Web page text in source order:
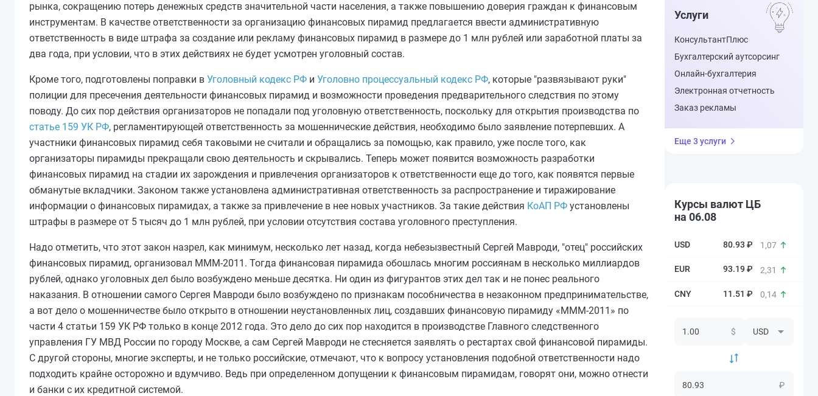
рынка, сокращению потерь денежных средств значительной части населения, а также повышению доверия граждан к финансовым
инструментам. В качестве ответственности за организацию финансовых пирамид предлагается ввести административную
ответственность в виде штрафа за создание или рекламу финансовых пирамид в размере до 1 млн рублей или заработной платы за
два года, при условии, что в этих действиях не будет усмотрен уголовный состав.
Кроме того, подготовлены поправки в Уголовный кодекс РФ и Уголовно процессуальный кодекс РФ, которые "развязывают руки"
полиции для пресечения деятельности финансовых пирамид и возможности проведения предварительного следствия по этому
поводу. До сих пор действия организаторов не попадали под уголовную ответственность, поскольку для открытия производства по
статье 159 УК РФ, регламентирующей ответственность за мошеннические действия, необходимо было заявление потерпевших. А
участники финансовых пирамид себя таковыми не считали и обращались за помощью, как правило, уже после того, как
организаторы пирамиды прекращали свою деятельность и скрывались. Теперь может появится возможность разработки
финансовых пирамид на стадии их зарождения и привлечения организаторов к ответственности еще до того, как появятся первые
обманутые вкладчики. Законом также установлена административная ответственность за распространение и тиражирование
информации о финансовых пирамидах, а также за привлечение в нее новых участников. За такие действия КоАП РФ установлены
штрафы в размере от 5 тысяч до 1 млн рублей, при условии отсутствия состава уголовного преступления.
Надо отметить, что этот закон назрел, как минимум, несколько лет назад, когда небезызвестный Сергей Мавроди, "отец" российских
финансовых пирамид, организовал МММ-2011. Тогда финансовая пирамида обошлась многим россиянам в несколько миллиардов
рублей, однако уголовных дел было возбуждено меньше десятка. Ни один из фигурантов этих дел так и не понес реального
наказания. В отношении самого Сергея Мавроди было возбуждено по признакам пособничества в незаконном предпринимательстве,
а вот дело о мошенничестве было открыто в отношении неустановленных лиц, создавших финансовую пирамиду «МММ-2011» по
части 4 статьи 159 УК РФ только в конце 2012 года. Это дело до сих пор находится в производстве Главного следственного
управления ГУ МВД России по городу Москве, а сам Сергей Мавроди не стесняется заявлять о рестартах свой финансовой пирамиды.
С другой стороны, многие эксперты, и не только российские, отмечают, что к вопросу установления подобной ответственности надо
подходить крайне осторожно и вдумчиво. Ведь при определенном допущении к финансовым пирамидам, говорят они, можно отнести
и банки с их кредитной системой.
Услуги
КонсультантПлюс
Бухгалтерский аутсорсинг
Онлайн-бухгалтерия
Электронная отчетность
Заказ рекламы
Еще 3 услуги
Курсы валют ЦБ
на 06.08
80.93 ₽ 1,07
93.19 ₽ 2,31
11.51 ₽ 0,14
$
₽